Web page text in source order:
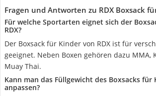
Fragen und Antworten zu RDX Boxsack
Für welche Sportarten eignet sich der
RDX?
Der Boxsack für Kinder von RDX ist für
geeignet. Neben Boxen gehören dazu MMA,
Muay Thai.
Kann man das Füllgewicht des Boxsacks für
anpassen?